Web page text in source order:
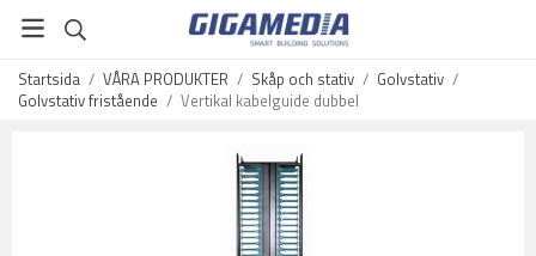
Startsida / VÅRA PRODUKTER / Skåp och stativ / Golvstativ /
Golvstativ fristående / Vertikal kabelguide dubbel